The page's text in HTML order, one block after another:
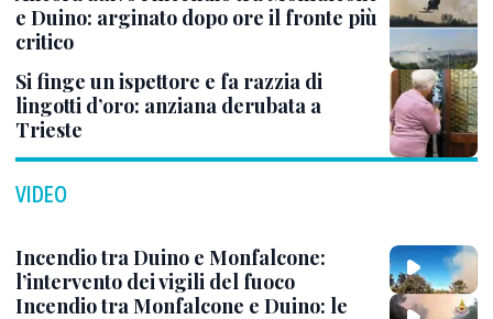
e Duino: arginato dopo ore il fronte più
critico
Si finge un ispettore e fa razzia di
lingotti d’oro: anziana derubata a
Trieste
VIDEO
Incendio tra Duino e Monfalcone:
l’intervento dei vigili del fuoco
Incendio tra Monfalcone e Duino: le